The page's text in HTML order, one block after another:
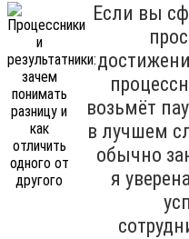
Если вы
возьмёт
в лучшем
обычно
я